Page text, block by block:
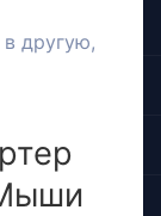
другую,